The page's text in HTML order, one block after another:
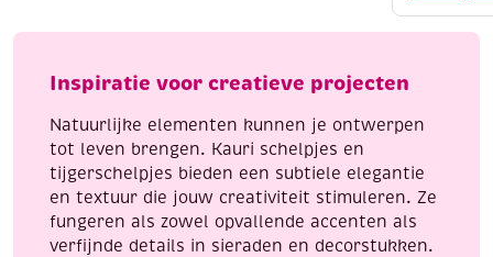
DIY
set
aantal
Inspiratie voor creatieve projecten
Natuurlijke elementen kunnen je ontwerpen
tot leven brengen. Kauri schelpjes en
tijgerschelpjes bieden een subtiele elegantie
en textuur die jouw creativiteit stimuleren. Ze
fungeren als zowel opvallende accenten als
verfijnde details in sieraden en decorstukken.